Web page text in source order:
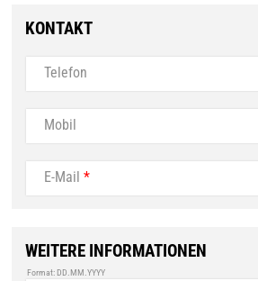
KONTAKT
Telefon
Mobil
E-Mail *
WEITERE INFORMATIONEN
Format: DD.MM.YYYY